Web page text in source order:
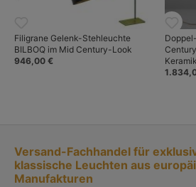
Filigrane Gelenk-Stehleuchte
BILBOQ im Mid Century-Look
946,00 €
Versand-Fachhandel für
klassische Leuchten aus
Manufakturen